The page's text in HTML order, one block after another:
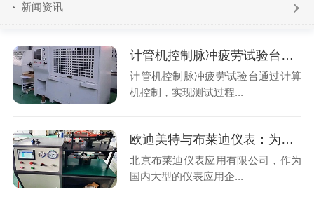
新闻资讯
计管机控制脉冲疲劳试验台发货！
计管机控制脉冲疲劳试验台通过计算
机控制，实现测试过程...
欧迪美特与布莱迪仪表：为其提供一系列压力表校验拧紧检漏设备
北京布莱迪仪表应用有限公司，作为
国内大型的仪表应用企...